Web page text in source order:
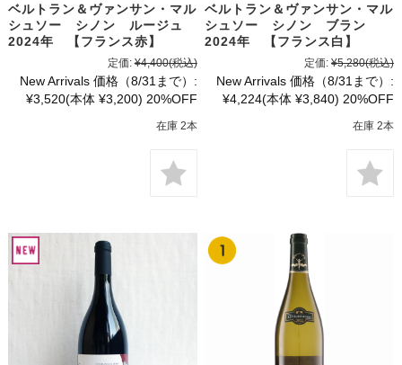
ベルトラン＆ヴァンサン・マル
シュソー シノン ルージュ
2024年 【フランス赤】
定価: ¥4,400(税込)
New Arrivals 価格（8/31まで）:
¥3,520(本体 ¥3,200) 20%OFF
在庫 2本
ベルトラン＆ヴァンサン・マル
シュソー シノン ブラン
2024年 【フランス白】
定価: ¥5,280(税込)
New Arrivals 価格（8/31まで）:
¥4,224(本体 ¥3,840) 20%OFF
在庫 2本